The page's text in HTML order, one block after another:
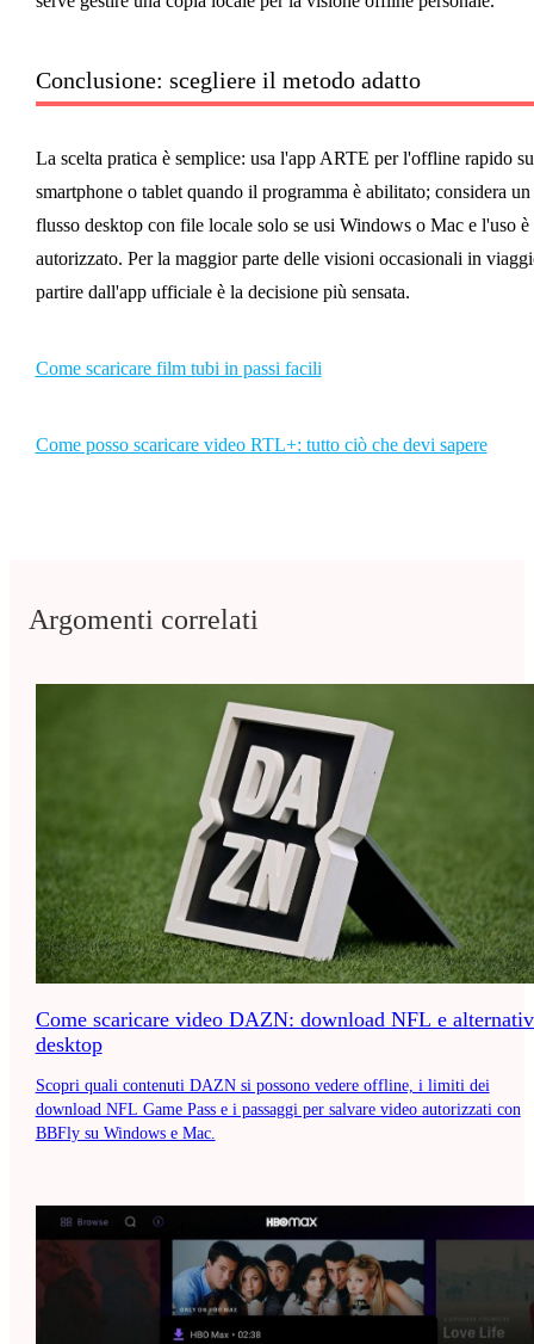
Conclusione: scegliere il metodo adatto
La scelta pratica è semplice: usa l'app ARTE per l'offline rapido su
smartphone o tablet quando il programma è abilitato; considera un
flusso desktop con file locale solo se usi Windows o Mac e l'uso è
autorizzato. Per la maggior parte delle visioni occasionali in
partire dall'app ufficiale è la decisione più sensata.
Come scaricare film tubi in passi facili
Come posso scaricare video RTL+: tutto ciò che devi sapere
Argomenti correlati
Come scaricare video DAZN: download NFL e
desktop
Scopri quali contenuti DAZN si possono vedere offline, i limiti dei
download NFL Game Pass e i passaggi per salvare video autorizzati con
BBFly su Windows e Mac.